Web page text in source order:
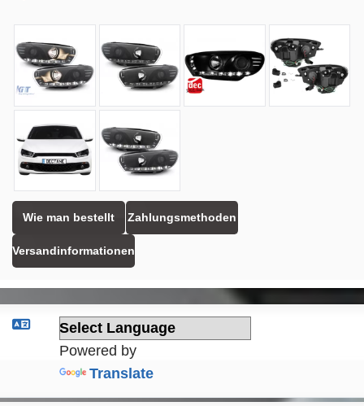
Wie man bestellt Zahlungsmethoden
Versandinformationen
Powered by
Translate